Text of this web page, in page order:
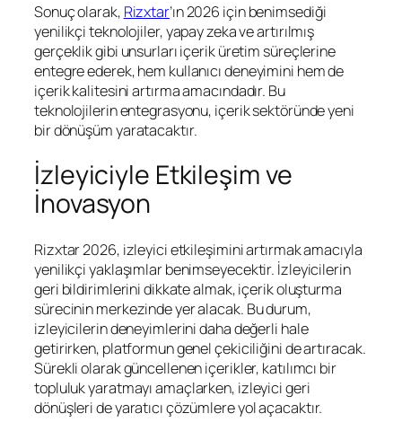
Sonuç olarak, Rizxtar’ın 2026 için benimsediği
yenilikçi teknolojiler, yapay zeka ve artırılmış
gerçeklik gibi unsurları içerik üretim süreçlerine
entegre ederek, hem kullanıcı deneyimini hem de
içerik kalitesini artırma amacındadır. Bu
teknolojilerin entegrasyonu, içerik sektöründe yeni
bir dönüşüm yaratacaktır.
İzleyiciyle Etkileşim ve
İnovasyon
Rizxtar 2026, izleyici etkileşimini artırmak amacıyla
yenilikçi yaklaşımlar benimseyecektir. İzleyicilerin
geri bildirimlerini dikkate almak, içerik oluşturma
sürecinin merkezinde yer alacak. Bu durum,
izleyicilerin deneyimlerini daha değerli hale
getirirken, platformun genel çekiciliğini de artıracak.
Sürekli olarak güncellenen içerikler, katılımcı bir
topluluk yaratmayı amaçlarken, izleyici geri
dönüşleri de yaratıcı çözümlere yol açacaktır.